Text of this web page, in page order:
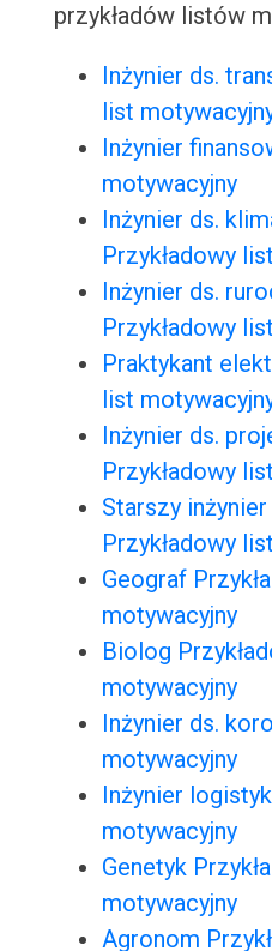
przykładów listów
Inżynier ds.
list
Inżynier
motywacyjny
Inżynier ds.
Przykładowy
Inżynier ds.
Przykładowy
Praktykant
list
Inżynier ds.
Przykładowy
Starszy
Przykładowy
Geograf
motywacyjny
Biolog
motywacyjny
Inżynier ds.
motywacyjny
Inżynier
motywacyjny
Genetyk
motywacyjny
Agronom